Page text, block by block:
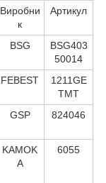
Виробни
к
Артикул
BSG
BSG403
50014
FEBEST
1211GE
TMT
GSP 824046
KAMOK
A
6055